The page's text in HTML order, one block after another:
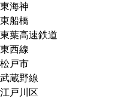
東海神
東船橋
東葉高速鉄道
東西線
松戸市
武蔵野線
江戸川区